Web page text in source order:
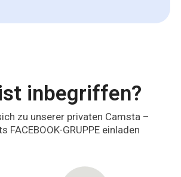
inbegriffen?
zu unserer privaten Camsta –
FACEBOOK-GRUPPE einladen